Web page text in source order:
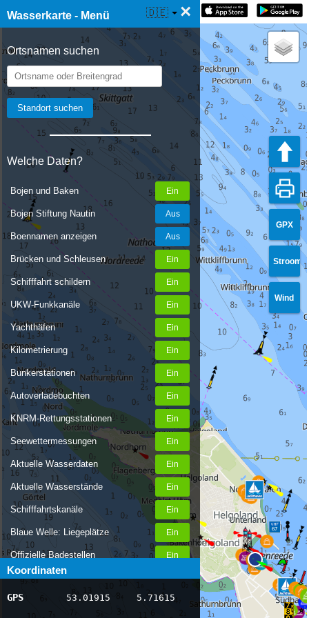
Wasserkarte - Menü ×
Ortsnamen suchen
Welche Daten?
Bojen und Baken
Bojen Stiftung Nautin
Boennamen anzeigen
Brücken und Schleusen
Schifffahrt schildern
UKW-Funkkanäle
Yachthäfen
Kilometrierung
Bunkerstationen
Autoverladebuchten
KNRM-Rettungsstationen
Seewettermessungen
Aktuelle Wasserdaten
Aktuelle Wasserstände
Schifffahrtskanäle
Blaue Welle: Liegeplätze
Offizielle Badestellen
Nachrichten Binnenschifffahrt
AIS-Schiffspositionen
Koordinaten
GPS 53.01915 5.71615
☰ Wasserkarte Live 🇩🇪
GPX
Stroom
Wind